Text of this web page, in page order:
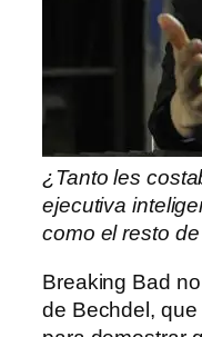
¿Tanto les
ejecutiva
como el resto
Breaking Bad
de Bechdel,